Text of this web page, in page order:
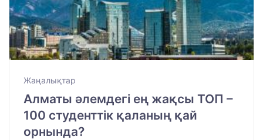
Жаңалықтар
Алматы әлемдегі ең жақсы ТОП –
100 студенттік қаланың қай
орнында?